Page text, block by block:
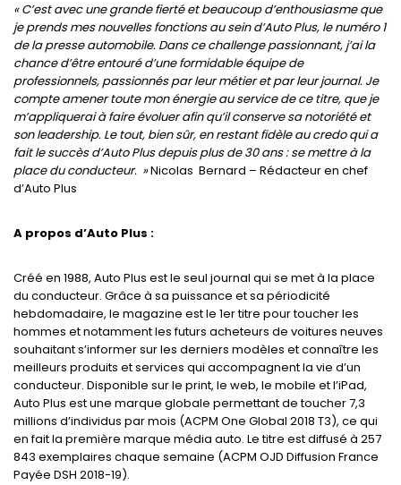
« C’est avec une grande fierté et beaucoup d’enthousiasme que
je prends mes nouvelles fonctions au sein d’Auto Plus, le numéro 1
de la presse automobile. Dans ce challenge passionnant, j’ai la
chance d’être entouré d’une formidable équipe de
professionnels, passionnés par leur métier et par leur journal. Je
compte amener toute mon énergie au service de ce titre, que je
m’appliquerai à faire évoluer afin qu’il conserve sa notoriété et
son leadership. Le tout, bien sûr, en restant fidèle au credo qui a
fait le succès d’Auto Plus depuis plus de 30 ans : se mettre à la
place du conducteur. »Nicolas Bernard – Rédacteur en chef
d’Auto Plus
A propos d’Auto Plus :
Créé en 1988, Auto Plus est le seul journal qui se met à la place
du conducteur. Grâce à sa puissance et sa périodicité
hebdomadaire, le magazine est le 1er titre pour toucher les
hommes et notamment les futurs acheteurs de voitures neuves
souhaitant s’informer sur les derniers modèles et connaître les
meilleurs produits et services qui accompagnent la vie d’un
conducteur. Disponible sur le print, le web, le mobile et l’iPad,
Auto Plus est une marque globale permettant de toucher 7,3
millions d’individus par mois (ACPM One Global 2018 T3), ce qui
en fait la première marque média auto. Le titre est diffusé à 257
843 exemplaires chaque semaine (ACPM OJD Diffusion France
Payée DSH 2018-19).